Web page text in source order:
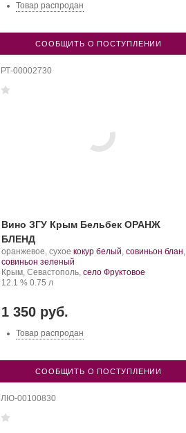
Товар распродан
СООБЩИТЬ О ПОСТУПЛЕНИИ
РТ-00002730
Вино ЗГУ Крым Бельбек ОРАНЖ
БЛЕНД
Производитель:
Бельбек.
оранжевое, сухое .
Сорт
винограда:
кокур белый, совиньон блан,
совиньон зеленый
Регион:
Крым, Севастополь, село Фруктовое
Крепость
12.1 %. Объем
0.75 л
1 350 руб.
Товар распродан
СООБЩИТЬ О ПОСТУПЛЕНИИ
ЛЮ-00100830